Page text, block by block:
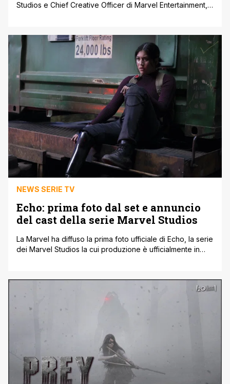
Studios e Chief Creative Officer di Marvel Entertainment,
ovviamente canoniche all’interno del consolidato Marvel
Cinematic Universe tra cui una incentrata su Jennifer
Walters a.k.a. She-Hulk, cugina del più noto Bruce
Banner/L’incredibile Hulk interpretato da Mark Ruffalo. In
occasione dei Disney Upfront 2022, la Disney stessa ha
pubblicato online il primo Trailer ufficiale [']
NEWS SERIE TV
Echo: prima foto dal set e annuncio
del cast della serie Marvel Studios
La Marvel ha diffuso la prima foto ufficiale di Echo, la serie
dei Marvel Studios la cui produzione è ufficialmente in
per la prima volta nella serie Marvel Studios Hawkeye,
dove e la spietato leader sorda [']